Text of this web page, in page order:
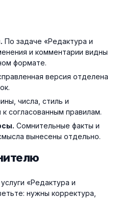
По задаче «Редактура и
и комментарии видны
формате.
версия отделена
числа, стиль и
согласованным правилам.
Сомнительные факты и
вынесены отдельно.
«Редактура и
нужны корректура,